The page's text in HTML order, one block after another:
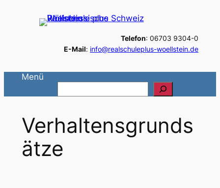
Telefon: 06703 9304-0
E-Mail: info@realschuleplus-woellstein.de
Menü
h
n
Verhaltensgrunds
ätze